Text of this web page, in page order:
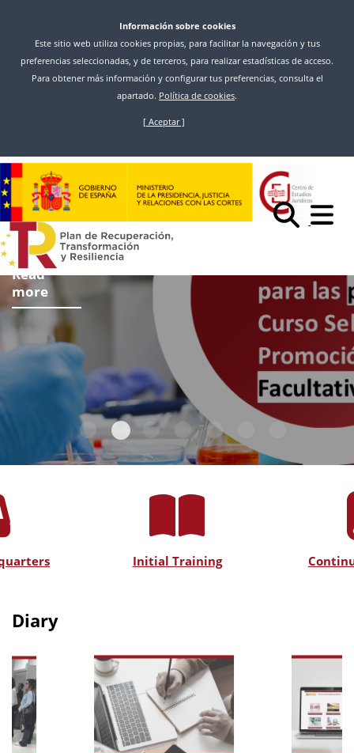
main
Información sobre cookies
Este sitio web utiliza cookies propias, para facilitar la navegación y tus
preferencias seleccionadas, y de terceros, para realizar estadísticas de acceso.
Para obtener más información y configurar tus preferencias, consulta el
apartado. Política de cookies.
[ Aceptar ]
Read
more
Initial Training
Diary